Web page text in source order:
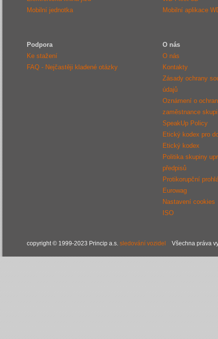
Mobilní jednotka
Mobilní aplikace
Podpora
Ke stažení
FAQ - Nejčastěji kladené otázky
O nás
O nás
Kontakty
Zásady ochrany
údajů
Oznámení o
zaměstnance
SpeakUp Policy
Etický kodex pro
Etický kodex
Politika skupiny
předpisů
Protikorupční
Eurowag
Nastavení cookies
ISO
copyright © 1999-2023 Princip a.s. sledování vozidel Všechna práva